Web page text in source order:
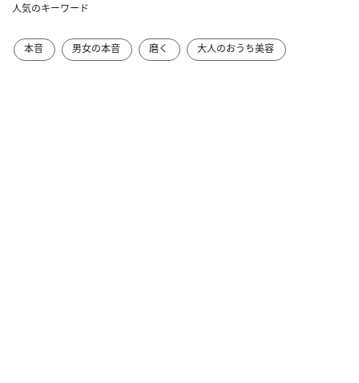
人気のキーワード
本音 男女の本音 磨く 大人のおうち美容